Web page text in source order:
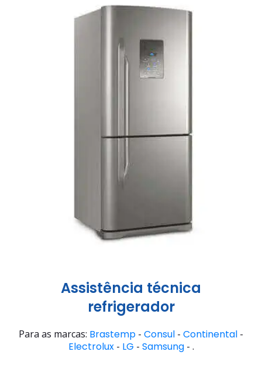
Assistência técnica
refrigerador
Para as marcas: Brastemp - Consul - Continental -
Electrolux- LG - Samsung- .